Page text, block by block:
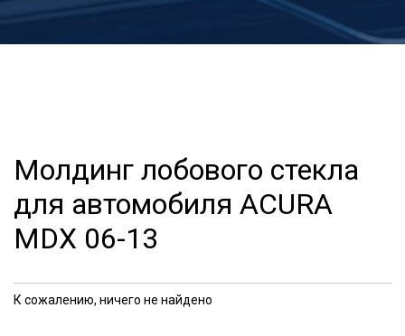
Молдинг лобового стекла
для автомобиля ACURA
MDX 06-13
К сожалению, ничего не найдено